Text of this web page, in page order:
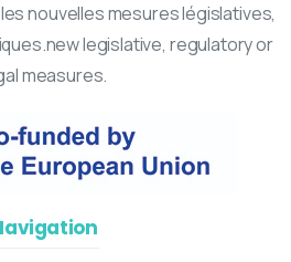
nouvelles mesures législatives,
legislative, regulatory or
measures.